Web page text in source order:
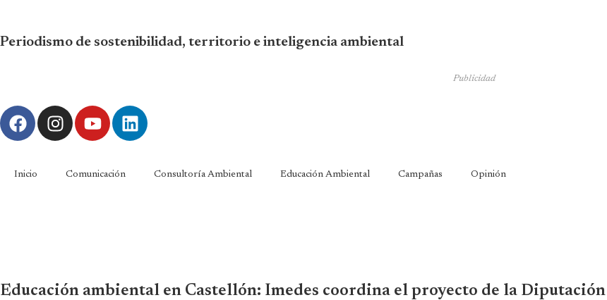
Periodismo de sostenibilidad, territorio e inteligencia ambiental
Publicidad
Inicio Comunicación Consultoría Ambiental Educación Ambiental Campañas Opinión
Educación ambiental en Castellón: Imedes coordina el proyecto de la Diputación